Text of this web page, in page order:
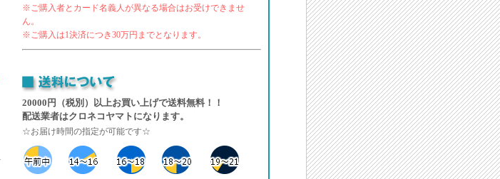
※ご購入者とカード名義人が異なる場合はお受けできませ
ん。
※ご購入は1決済につき30万円までとなります。
20000円（税別）以上お買い上げで送料無料！！
配送業者はクロネコヤマトになります。
☆お届け時間の指定が可能です☆